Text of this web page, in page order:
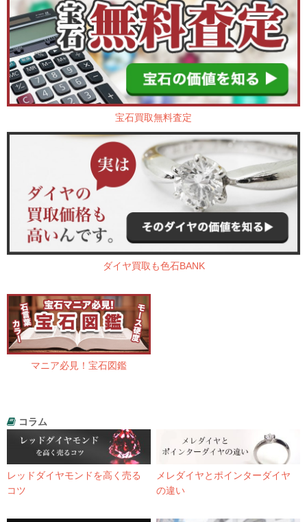
宝石買取無料査定
ダイヤ買取も色石BANK
マニア必見！宝石図鑑
コラム
レッドダイヤモンドを高く売る
コツ
メレダイヤとポインターダイヤ
の違い